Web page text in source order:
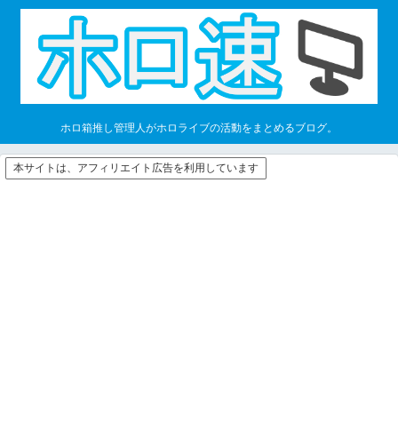
ホロ箱推し管理人がホロライブの活動をまとめるブログ。
本サイトは、アフィリエイト広告を利用しています